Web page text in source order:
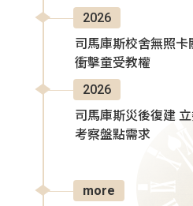
2026
司馬庫斯校舍無照卡
衝擊童受教權
2026
司馬庫斯災後復建
考察盤點需求
more